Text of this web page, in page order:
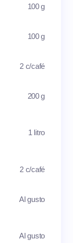
100 g
100 g
2 c/café
200 g
1 litro
2 c/café
Al gusto
Al gusto